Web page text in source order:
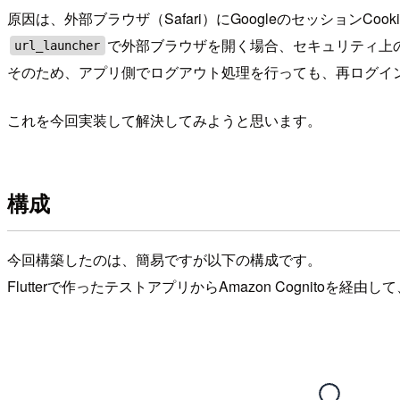
原因は、外部ブラウザ（Safari）にGoogleのセッション
url_launcher で外部ブラウザを開く場合、セキュリティ
そのため、アプリ側でログアウト処理を行っても、再ログ
これを今回実装して解決してみようと思います。
構成
今回構築したのは、簡易ですが以下の構成です。
Flutterで作ったテストアプリからAmazon Cognitoを経由し